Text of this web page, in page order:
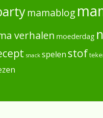
mamablog
verhalen moederdag
snack spelen stof